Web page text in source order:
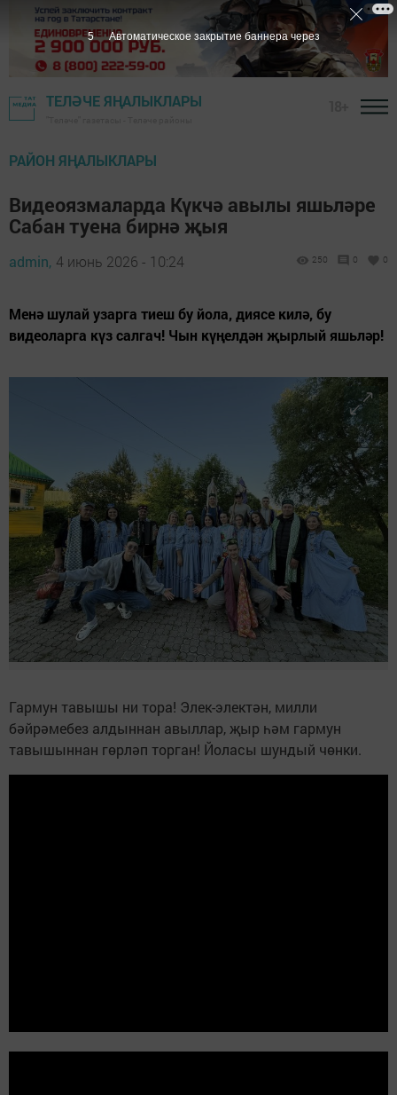
ТЕЛӘЧЕ ЯҢАЛЫКЛАРЫ
РАЙОН ЯҢАЛЫКЛАРЫ
Видеоязмаларда Күкчә авылы яшьләре
Сабан туена бирнә җыя
admin, 4 июнь 2026 - 10:24 250 0 0
Менә шулай узарга тиеш бу йола, диясе килә, бу
видеоларга күз салгач! Чын күңелдән җырлый яшьләр!
Гармун тавышы ни тора! Элек-электән, милли
бәйрәмебез алдыннан авыллар, җыр һәм гармун
тавышыннан гөрләп торган! Йоласы шундый чөнки.
3 Автоматическое закрытие баннера через